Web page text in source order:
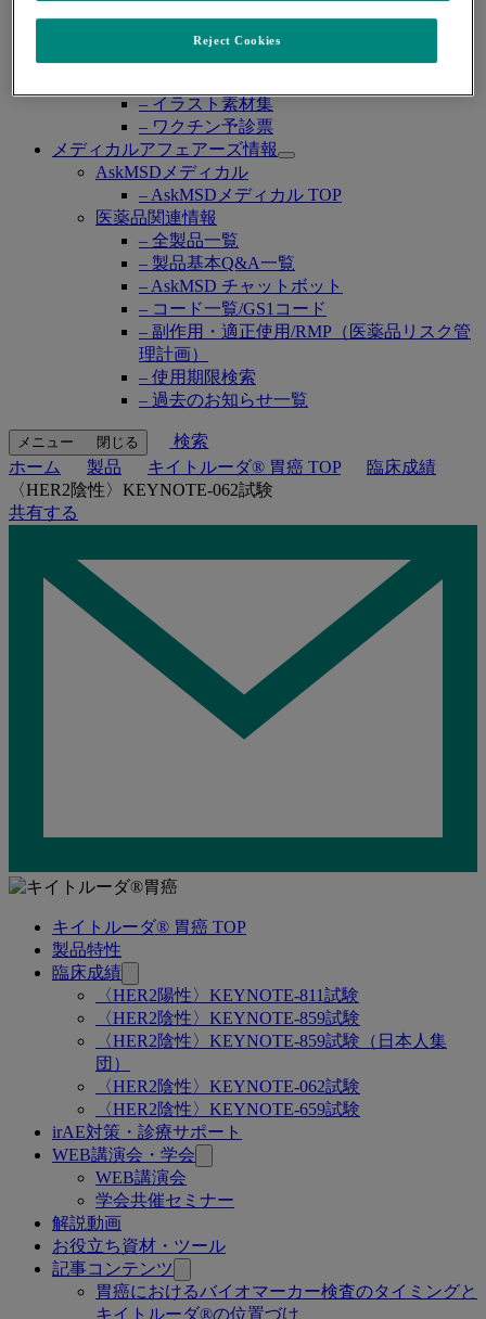
ダウンロード資材 TOP
– イラスト素材集
– ワクチン予診票
メディカルアフェアーズ情報
Open
AskMSDメディカル
– AskMSDメディカル TOP
医薬品関連情報
– 全製品一覧
– 製品基本Q&A一覧
– AskMSD チャットボット
– コード一覧/GS1コード
– 副作用・適正使用/RMP（医薬品リスク管
理計画）
– 使用期限検索
– 過去のお知らせ一覧
メニュー 閉じる
検索
ホーム
製品 キイトルーダ® 胃癌 TOP
臨床成績
〈HER2陰性〉KEYNOTE-062試験
共有する
キイトルーダ® 胃癌 TOP
製品特性
臨床成績
〈HER2陽性〉KEYNOTE-811試験
〈HER2陰性〉KEYNOTE-859試験
〈HER2陰性〉KEYNOTE-859試験（日本人集
団）
〈HER2陰性〉KEYNOTE-062試験
〈HER2陰性〉KEYNOTE-659試験
irAE対策・診療サポート
WEB講演会・学会
WEB講演会
学会共催セミナー
解説動画
お役立ち資材・ツール
記事コンテンツ
胃癌におけるバイオマーカー検査のタイミングと
キイトルーダ®の位置づけ
Reject Cookies